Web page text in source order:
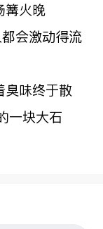
篝火晚
会激动得流
臭味终于散
一块大石